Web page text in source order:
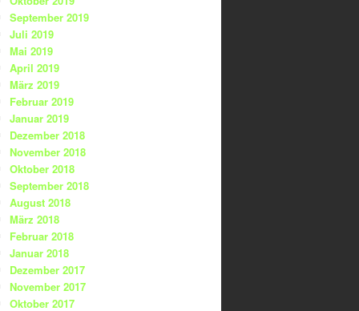
September 2019
Juli 2019
Mai 2019
April 2019
März 2019
Februar 2019
Januar 2019
Dezember 2018
November 2018
Oktober 2018
September 2018
August 2018
März 2018
Februar 2018
Januar 2018
Dezember 2017
November 2017
Oktober 2017